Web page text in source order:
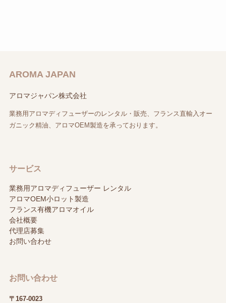
AROMA JAPAN
アロマジャパン株式会社
業務用アロマディフューザーのレンタル・販売、フランス直輸入オー
ガニック精油、アロマOEM製造を承っております。
サービス
業務用アロマディフューザー レンタル
アロマOEM小ロット製造
フランス有機アロマオイル
会社概要
代理店募集
お問い合わせ
お問い合わせ
〒167-0023